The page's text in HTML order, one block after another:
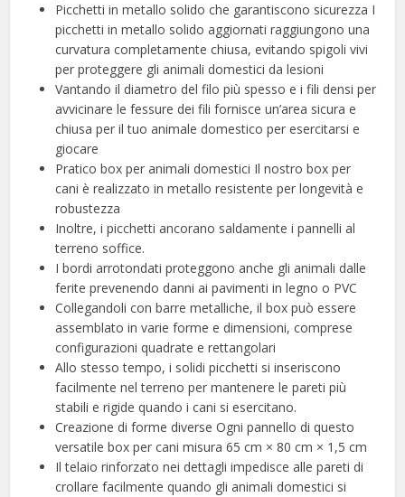
Picchetti in metallo solido che garantiscono sicurezza I
picchetti in metallo solido aggiornati raggiungono una
curvatura completamente chiusa, evitando spigoli vivi
per proteggere gli animali domestici da lesioni
Vantando il diametro del filo più spesso e i fili densi per
avvicinare le fessure dei fili fornisce un’area sicura e
chiusa per il tuo animale domestico per esercitarsi e
giocare
Pratico box per animali domestici Il nostro box per
cani è realizzato in metallo resistente per longevità e
robustezza
Inoltre, i picchetti ancorano saldamente i pannelli al
terreno soffice.
I bordi arrotondati proteggono anche gli animali dalle
ferite prevenendo danni ai pavimenti in legno o PVC
Collegandoli con barre metalliche, il box può essere
assemblato in varie forme e dimensioni, comprese
configurazioni quadrate e rettangolari
Allo stesso tempo, i solidi picchetti si inseriscono
facilmente nel terreno per mantenere le pareti più
stabili e rigide quando i cani si esercitano.
Creazione di forme diverse Ogni pannello di questo
versatile box per cani misura 65 cm × 80 cm × 1,5 cm
Il telaio rinforzato nei dettagli impedisce alle pareti di
crollare facilmente quando gli animali domestici si